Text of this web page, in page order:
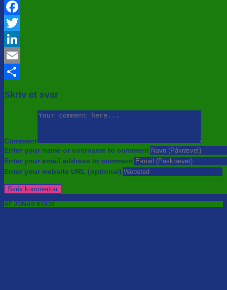
Facebook
Twitter
LinkedIn
Email
Skriv et svar
Comment
Enter your name or username to comment
Enter your email address to comment
Enter your website URL (optional)
AF JONAS KOCH